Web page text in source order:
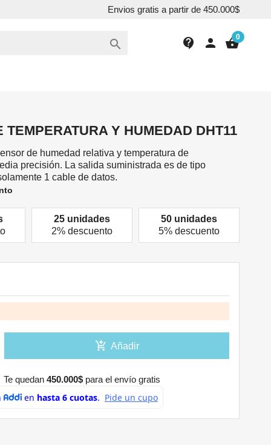
Envios gratis a partir de 450.000$
 contact_support person shopping_basket
0
TEMPERATURA Y HUMEDAD DHT11
de humedad relativa y temperatura de
precisión. La salida suministrada es de tipo
1 cable de datos.
25 unidades
2% descuento
50 unidades
5% descuento
add_shopping_cart Añadir
Te quedan450.000$ para el envío gratis